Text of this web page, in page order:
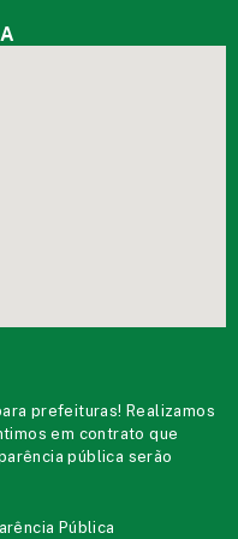
prefeituras! Realizamos
em contrato que
pública serão
Pública